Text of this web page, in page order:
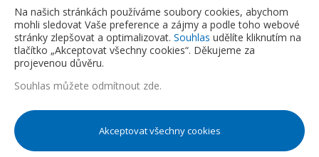
+420 720 830 118
Zásady ochrany osobních údajů
Na našich stránkách používáme soubory cookies, abychom
mohli sledovat Vaše preference a zájmy a podle toho webové
stránky zlepšovat a optimalizovat. Souhlas udělíte kliknutím na
tlačítko „Akceptovat všechny cookies“. Děkujeme za
projevenou důvěru.
Souhlas můžete odmítnout zde.
Akceptovat všechny cookies